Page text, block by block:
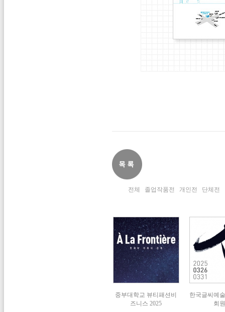
전체 졸업작품전 개인전 단체전
중부대학교 뷰티패션비
즈니스 2025
한국글씨예
회